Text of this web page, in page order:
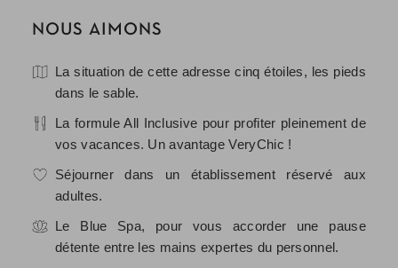
NOUS AIMONS
La situation de cette adresse cinq étoiles, les pieds
dans le sable.
La formule All Inclusive pour profiter pleinement de
vos vacances. Un avantage VeryChic !
Séjourner dans un établissement réservé aux
adultes.
Le Blue Spa, pour vous accorder une pause
détente entre les mains expertes du personnel.